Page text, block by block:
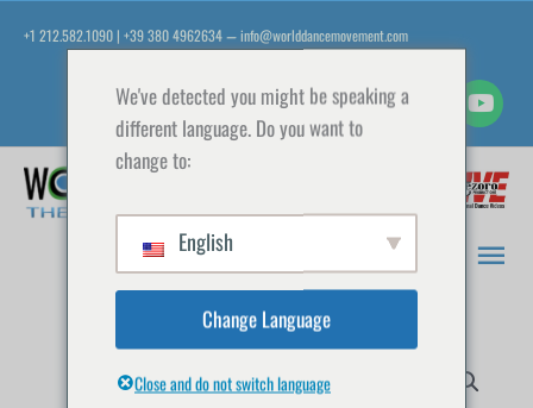
+1 212.582.1090 | +39 380 4962634 — info@worlddancemovement.com
We've detected you might be speaking a
different language. Do you want to
change to:
English
Change Language
Close and do not switch language